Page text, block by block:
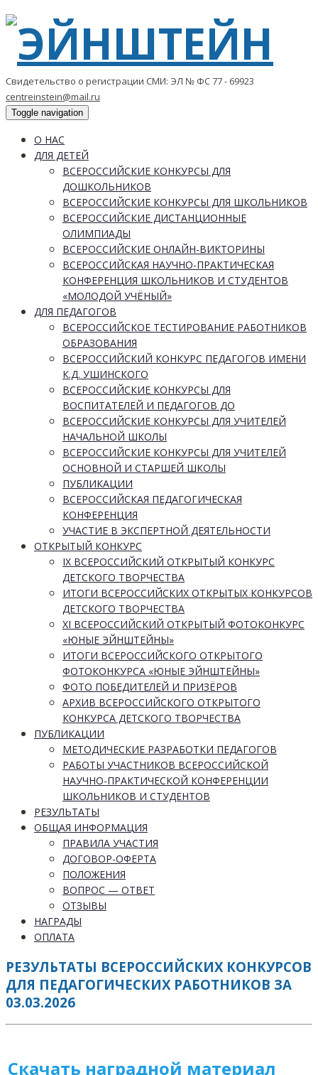
Свидетельство о регистрации СМИ: ЭЛ № ФС 77 - 69923
centreinstein@mail.ru
Toggle navigation
О НАС
ДЛЯ ДЕТЕЙ
ВСЕРОССИЙСКИЕ КОНКУРСЫ ДЛЯ
ДОШКОЛЬНИКОВ
ВСЕРОССИЙСКИЕ КОНКУРСЫ ДЛЯ ШКОЛЬНИКОВ
ВСЕРОССИЙСКИЕ ДИСТАНЦИОННЫЕ
ОЛИМПИАДЫ
ВСЕРОССИЙСКИЕ ОНЛАЙН-ВИКТОРИНЫ
ВСЕРОССИЙСКАЯ НАУЧНО-ПРАКТИЧЕСКАЯ
КОНФЕРЕНЦИЯ ШКОЛЬНИКОВ И СТУДЕНТОВ
«МОЛОДОЙ УЧЁНЫЙ»
ДЛЯ ПЕДАГОГОВ
ВСЕРОССИЙСКОЕ ТЕСТИРОВАНИЕ РАБОТНИКОВ
ОБРАЗОВАНИЯ
ВСЕРОССИЙСКИЙ КОНКУРС ПЕДАГОГОВ ИМЕНИ
К.Д. УШИНСКОГО
ВСЕРОССИЙСКИЕ КОНКУРСЫ ДЛЯ
ВОСПИТАТЕЛЕЙ И ПЕДАГОГОВ ДО
ВСЕРОССИЙСКИЕ КОНКУРСЫ ДЛЯ УЧИТЕЛЕЙ
НАЧАЛЬНОЙ ШКОЛЫ
ВСЕРОССИЙСКИЕ КОНКУРСЫ ДЛЯ УЧИТЕЛЕЙ
ОСНОВНОЙ И СТАРШЕЙ ШКОЛЫ
ПУБЛИКАЦИИ
ВСЕРОССИЙСКАЯ ПЕДАГОГИЧЕСКАЯ
КОНФЕРЕНЦИЯ
УЧАСТИЕ В ЭКСПЕРТНОЙ ДЕЯТЕЛЬНОСТИ
ОТКРЫТЫЙ КОНКУРС
IX ВСЕРОССИЙСКИЙ ОТКРЫТЫЙ КОНКУРС
ДЕТСКОГО ТВОРЧЕСТВА
ИТОГИ ВСЕРОССИЙСКИХ ОТКРЫТЫХ КОНКУРСОВ
ДЕТСКОГО ТВОРЧЕСТВА
XI ВСЕРОССИЙСКИЙ ОТКРЫТЫЙ ФОТОКОНКУРС
«ЮНЫЕ ЭЙНШТЕЙНЫ»
ИТОГИ ВСЕРОССИЙСКОГО ОТКРЫТОГО
ФОТОКОНКУРСА «ЮНЫЕ ЭЙНШТЕЙНЫ»
ФОТО ПОБЕДИТЕЛЕЙ И ПРИЗЁРОВ
АРХИВ ВСЕРОССИЙСКОГО ОТКРЫТОГО
КОНКУРСА ДЕТСКОГО ТВОРЧЕСТВА
ПУБЛИКАЦИИ
МЕТОДИЧЕСКИЕ РАЗРАБОТКИ ПЕДАГОГОВ
РАБОТЫ УЧАСТНИКОВ ВСЕРОССИЙСКОЙ
НАУЧНО-ПРАКТИЧЕСКОЙ КОНФЕРЕНЦИИ
ШКОЛЬНИКОВ И СТУДЕНТОВ
РЕЗУЛЬТАТЫ
ОБЩАЯ ИНФОРМАЦИЯ
ПРАВИЛА УЧАСТИЯ
ДОГОВОР-ОФЕРТА
ПОЛОЖЕНИЯ
ВОПРОС — ОТВЕТ
ОТЗЫВЫ
НАГРАДЫ
ОПЛАТА
РЕЗУЛЬТАТЫ ВСЕРОССИЙСКИХ КОНКУРСОВ
ДЛЯ ПЕДАГОГИЧЕСКИХ РАБОТНИКОВ ЗА
03.03.2026
Скачать наградной материал